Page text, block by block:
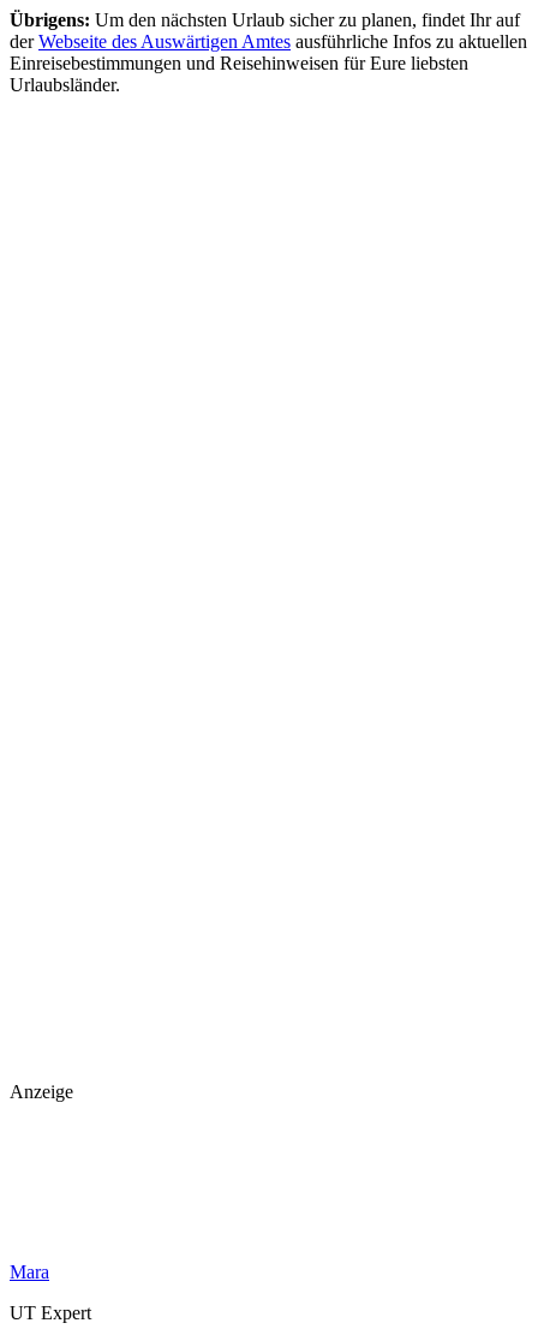
Übrigens: Um den nächsten Urlaub sicher zu planen, findet Ihr auf
derWebseite des Auswärtigen Amtes ausführliche Infos zu aktuellen
Einreisebestimmungen und Reisehinweisen für Eure liebsten
Urlaubsländer.
Anzeige
Mara
UT Expert